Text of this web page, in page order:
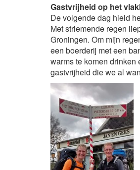
Gastvrijheid op het
De volgende dag hield
Met striemende regen
Groningen. Om mijn
een boerderij met een
warms te komen drinken
gastvrijheid die we al